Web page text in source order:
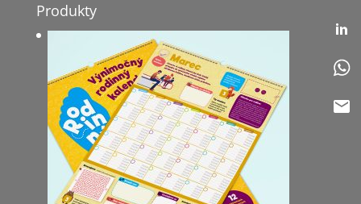
Produkty